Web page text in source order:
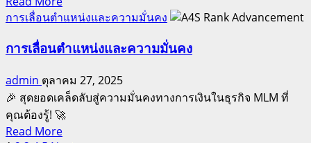
ผู้
“อาณาจักร”
more
แนวคิด
ผู้
สำเร็จ
ใน
ธุรกิจ
การเลื่อนตำแหน่งและความมั่นคง
การเลื่อนตำแหน่งและความมั่นคง
admin ตุลาคม 27, 2025
🎉 สุดยอดเคล็ดลับสู่ความมั่นคงทางการเงินในธุรกิจ MLM ที่
คุณต้องรู้! 🚀
Read MoreRead